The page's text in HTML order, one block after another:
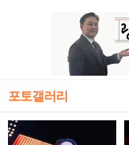
포토갤러리